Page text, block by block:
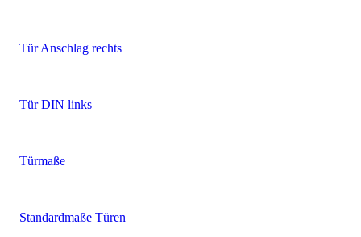
Tür Anschlag rechts
Tür DIN links
Türmaße
Standardmaße Türen